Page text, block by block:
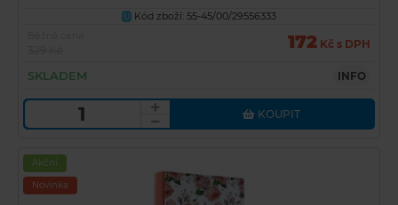
U
Kód zboží: 55-45/00/29556333
172 Kč s DPH
SKLADEM INFO
KOUPIT
Akční
Novinka